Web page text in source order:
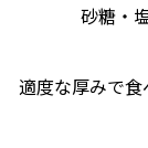
砂糖・
適度な厚みで